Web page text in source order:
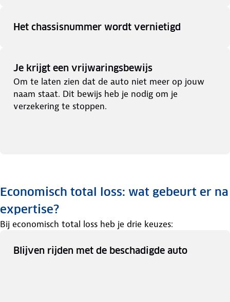
Het chassisnummer wordt vernietigd
Je krijgt een vrijwaringsbewijs
Om te laten zien dat de auto niet meer op jouw
naam staat. Dit bewijs heb je nodig om je
verzekering te stoppen.
Economisch total loss: wat gebeurt er na
expertise?
Bij economisch total loss heb je drie keuzes:
Blijven rijden met de beschadigde auto